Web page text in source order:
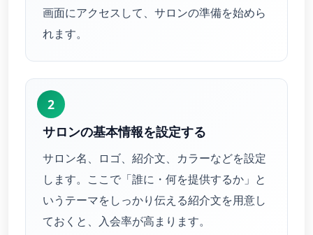
画面にアクセスして、サロンの準備を始めら
れます。
2
サロンの基本情報を設定する
サロン名、ロゴ、紹介文、カラーなどを設定
します。ここで「誰に・何を提供するか」と
いうテーマをしっかり伝える紹介文を用意し
ておくと、入会率が高まります。